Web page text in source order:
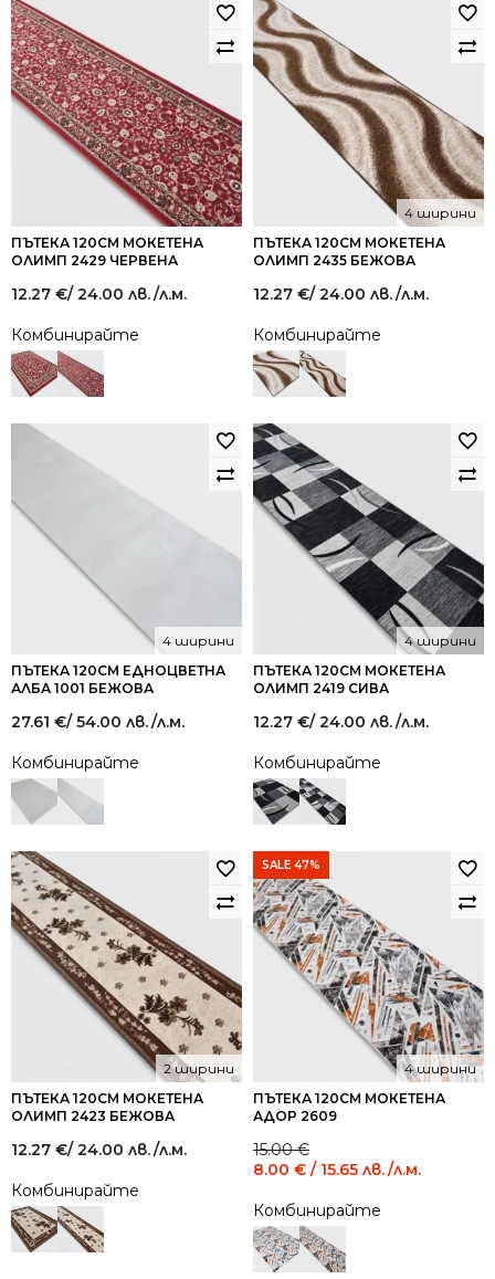
ПЪТЕКА 120СМ МОКЕТЕНА
ОЛИМП 2429 ЧЕРВЕНА
12.27 €/ 24.00 лв./л.м.
Комбинирайте
ПЪТЕКА 120СМ МОКЕТЕНА
ОЛИМП 2435 БЕЖОВА
4 ширини
12.27 €/ 24.00 лв./л.м.
Комбинирайте
ПЪТЕКА 120СМ ЕДНОЦВЕТНА
АЛБА 1001 БЕЖОВА
4 ширини
27.61 €/ 54.00 лв./л.м.
Комбинирайте
ПЪТЕКА 120СМ МОКЕТЕНА
ОЛИМП 2419 СИВА
4 ширини
12.27 €/ 24.00 лв./л.м.
Комбинирайте
ПЪТЕКА 120СМ МОКЕТЕНА
ОЛИМП 2423 БЕЖОВА
2 ширини
12.27 €/ 24.00 лв./л.м.
Комбинирайте
SALE 47%
ПЪТЕКА 120СМ МОКЕТЕНА
АДОР 2609
4 ширини
15.00€
Original
price
15.00 €
/
29.34
лв..
8.00 € / 15.65 лв.
Current
price
8.00 €
/
15.65
лв..
/л.м.
Комбинирайте